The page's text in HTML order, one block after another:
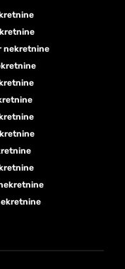
nekretnine